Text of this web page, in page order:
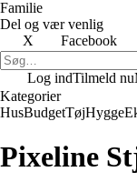
Familie
Del og vær venlig
X
Facebook
Log indTilmeld nu
Kategorier
HusBudgetTøjHygge
Pixeline